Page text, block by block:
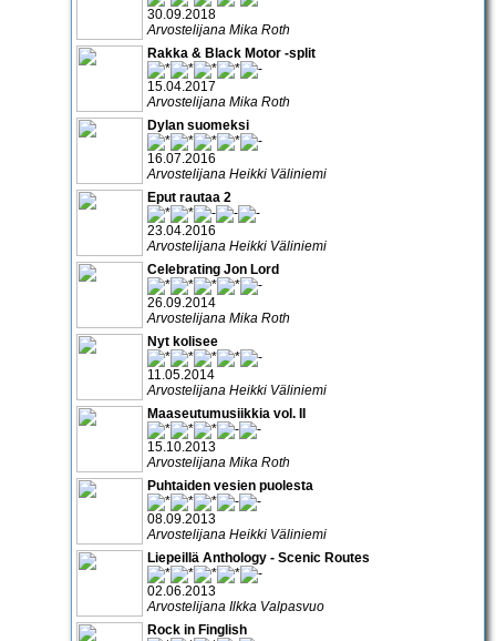
30.09.2018
Arvostelijana Mika Roth
Rakka & Black Motor -split
15.04.2017
Arvostelijana Mika Roth
Dylan suomeksi
16.07.2016
Arvostelijana Heikki Väliniemi
Eput rautaa 2
23.04.2016
Arvostelijana Heikki Väliniemi
Celebrating Jon Lord
26.09.2014
Arvostelijana Mika Roth
Nyt kolisee
11.05.2014
Arvostelijana Heikki Väliniemi
Maaseutumusiikkia vol. II
15.10.2013
Arvostelijana Mika Roth
Puhtaiden vesien puolesta
08.09.2013
Arvostelijana Heikki Väliniemi
Liepeillä Anthology - Scenic Routes
02.06.2013
Arvostelijana Ilkka Valpasvuo
Rock in Finglish